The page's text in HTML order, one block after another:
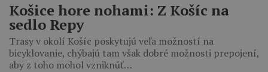
Košice hore nohami: Z Košíc na
sedlo Repy
Trasy v okolí Košíc poskytujú veľa možností na
bicyklovanie, chýbajú tam však dobré možnosti prepojení,
aby z toho mohol vzniknúť…